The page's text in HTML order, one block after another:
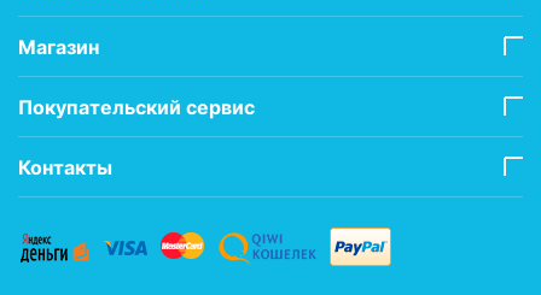
Магазин
Покупательский сервис
Контакты